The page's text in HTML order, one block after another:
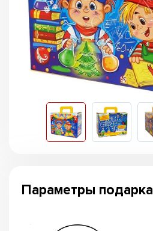
Параметры подарка